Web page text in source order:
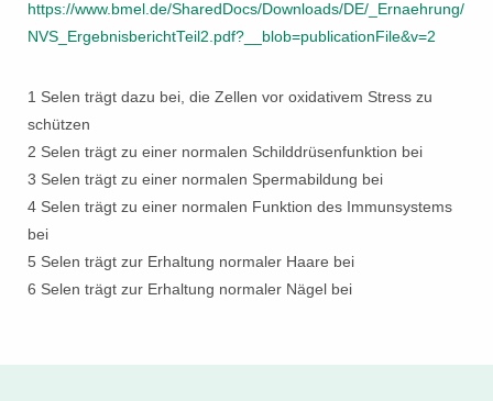
https://www.bmel.de/SharedDocs/Downloads/DE/_Ernaehrung/
NVS_ErgebnisberichtTeil2.pdf?__blob=publicationFile&v=2
1 Selen trägt dazu bei, die Zellen vor oxidativem Stress zu
schützen
2 Selen trägt zu einer normalen Schilddrüsenfunktion bei
3 Selen trägt zu einer normalen Spermabildung bei
4 Selen trägt zu einer normalen Funktion des Immunsystems
bei
5 Selen trägt zur Erhaltung normaler Haare bei
6 Selen trägt zur Erhaltung normaler Nägel bei